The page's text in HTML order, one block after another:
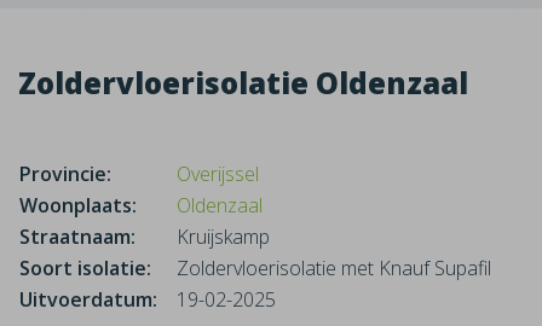
Zoldervloerisolatie Oldenzaal
Provincie:
Overijssel
Woonplaats:
Oldenzaal
Straatnaam:
Kruijskamp
Soort isolatie:
Zoldervloerisolatie met Knauf Supafil
Uitvoerdatum:
19-02-2025